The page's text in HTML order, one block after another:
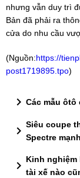
nhưng vẫn duy trì
Bản đã phải ra
cửa do nhu cầu
(Nguồn:https://
post1719895.tpo)
chevron_right Các mẫu
chevron_right Siêu coupe
Spectre
chevron_right Kinh
tài xế nào